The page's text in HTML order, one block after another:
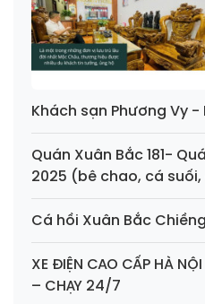
Khách sạn Phương Vy -
Quán Xuân Bắc 181-
2025 (bê chao, cá
Cá hồi Xuân Bắc
XE ĐIỆN CAO CẤP HÀ
– CHẠY 24/7